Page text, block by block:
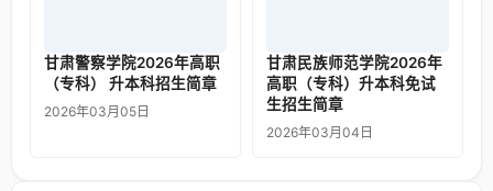
甘肃警察学院2026年高职
（专科） 升本科招生简章
2026年03月05日
甘肃民族师范学院2026年
高职（专科）升本科免试
生招生简章
2026年03月04日